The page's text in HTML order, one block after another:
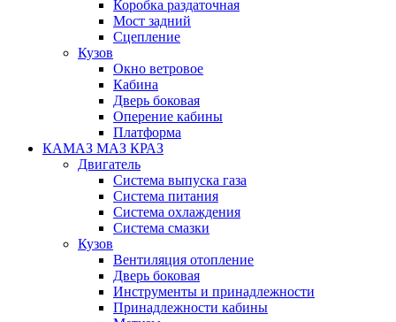
Коробка раздаточная
Мост задний
Сцепление
Кузов
Окно ветровое
Кабина
Дверь боковая
Оперение кабины
Платформа
КАМАЗ МАЗ КРАЗ
Двигатель
Система выпуска газа
Система питания
Система охлаждения
Система смазки
Кузов
Вентиляция отопление
Дверь боковая
Инструменты и принадлежности
Принадлежности кабины